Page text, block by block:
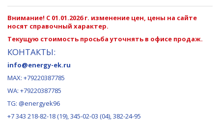
Внимание! С 01.01.2026 г. изменение цен, цены на сайте
носят справочный характер.
Текущую стоимость просьба уточнять в офисе продаж.
КОНТАКТЫ:
info@energy-ek.ru
MAX: +79220387785
WA: +79220387785
TG: @energyek96
+7 343 218-82-18 (19), 345-02-03 (04), 382-24-95